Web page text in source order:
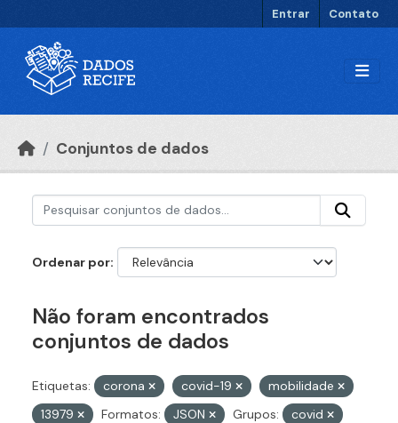
Entrar Contato
Conjuntos de dados
Ordenar por
Não foram encontrados
conjuntos de dados
Etiquetas: corona covid-19
mobilidade
13979
Formatos: JSON Grupos:
covid